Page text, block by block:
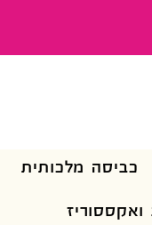
כביסה מלכותית
ואקססוריז